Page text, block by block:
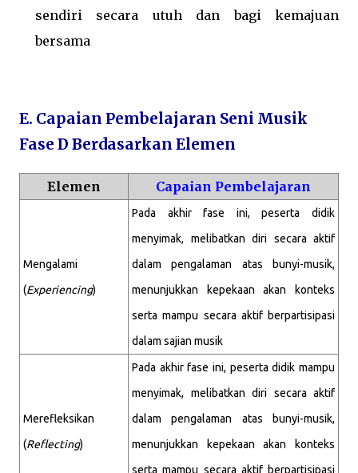
sendiri secara utuh dan bagi kemajuan
bersama
E. Capaian Pembelajaran Seni Musik
Fase D Berdasarkan Elemen
Elemen Capaian Pembelajaran
Mengalami
(Experiencing)
Pada akhir fase ini, peserta didik
menyimak, melibatkan diri secara aktif
dalam pengalaman atas bunyi-musik,
menunjukkan kepekaan akan konteks
serta mampu secara aktif berpartisipasi
dalam sajian musik
Merefleksikan
(Reflecting)
Pada akhir fase ini, peserta didik mampu
menyimak, melibatkan diri secara aktif
dalam pengalaman atas bunyi-musik,
menunjukkan kepekaan akan konteks
serta mampu secara aktif berpartisipasi